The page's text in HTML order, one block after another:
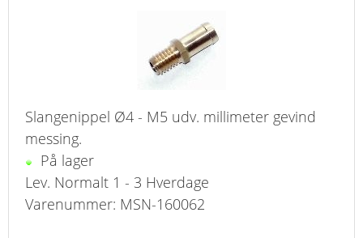
LOG UD
Slangenippel Ø4 - M5 udv. millimeter gevind
messing.
På lager
Lev. Normalt 1 - 3 Hverdage
Varenummer: MSN-160062